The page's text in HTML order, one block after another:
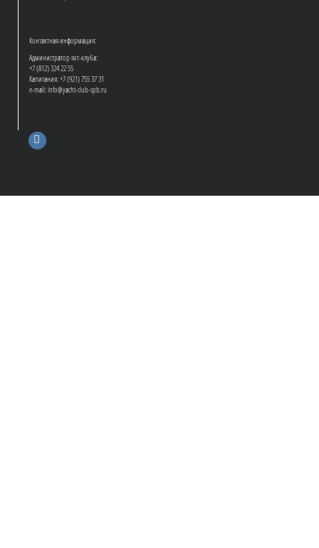
Контактная информация:
Администратор яхт-клуба:
+7 (812) 324 22 55
Капитания: +7 (921) 755 37 31
e-mail: info@yacht-club-spb.ru